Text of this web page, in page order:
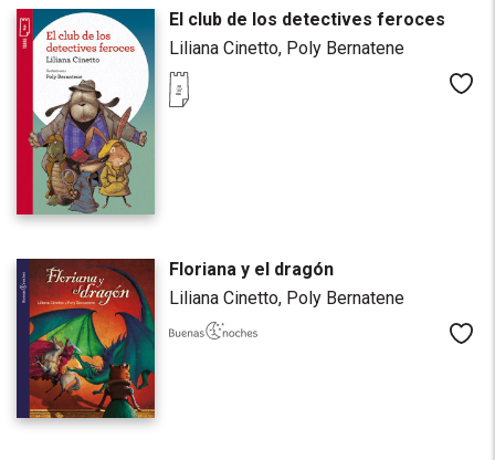
El club de los detectives feroces
Liliana Cinetto, Poly Bernatene
Floriana y el dragón
Liliana Cinetto, Poly Bernatene